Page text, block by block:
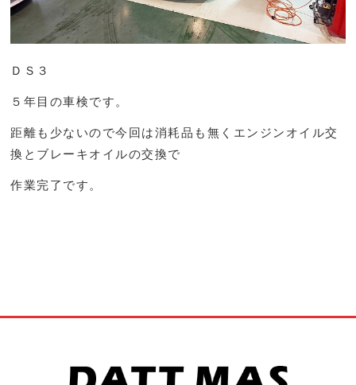
ＤＳ３
５年目の車検です。
距離も少ないので今回は消耗品も無くエンジンオイル交
換とブレーキオイルの交換で
作業完了です。